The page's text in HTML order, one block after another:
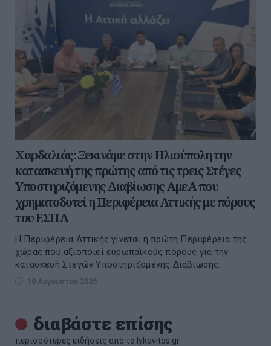
Χαρδαλιάς: Ξεκινάμε στην Ηλιούπολη την
κατασκευή της πρώτης από τις τρεις Στέγες
Υποστηριζόμενης Διαβίωσης ΑμεΑ που
χρηματοδοτεί η Περιφέρεια Αττικής με πόρους
του ΕΣΠΑ
Η Περιφέρεια Αττικής γίνεται η πρώτη Περιφέρεια της
χώρας που αξιοποιεί ευρωπαϊκούς πόρους για την
κατασκευή Στεγών Υποστηριζόμενης Διαβίωσης.
10 Αυγούστου 2026
διαβάστε επίσης
περισσότερες ειδήσεις από το lykavitos.gr